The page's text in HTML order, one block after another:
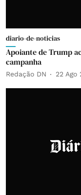
diario-de-noticias
Apoiante de Trump
campanha
Redação DN 22 Ago